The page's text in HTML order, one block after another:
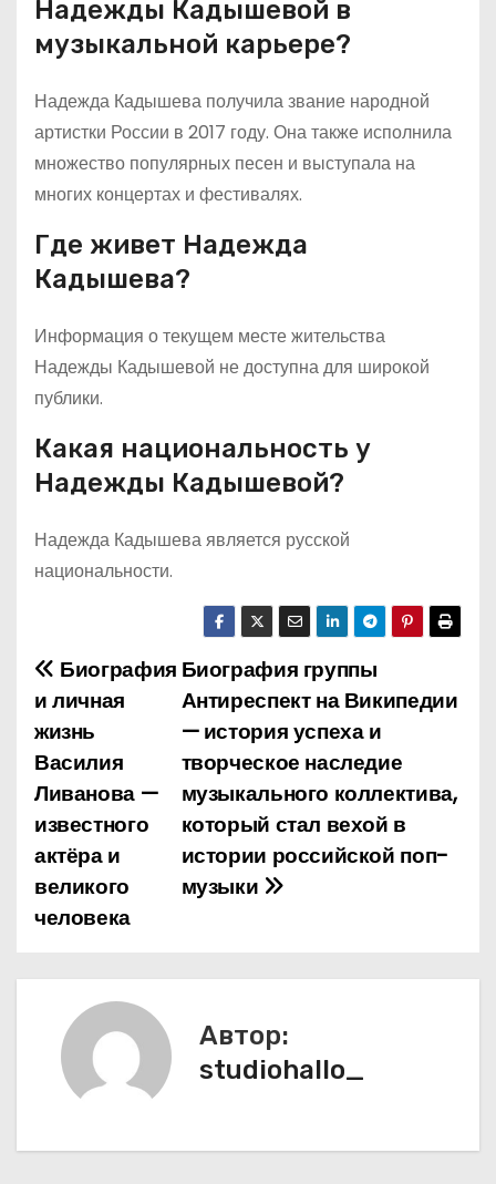
Надежды Кадышевой в
музыкальной карьере?
Надежда Кадышева получила звание народной
артистки России в 2017 году. Она также исполнила
множество популярных песен и выступала на
многих концертах и фестивалях.
Где живет Надежда
Кадышева?
Информация о текущем месте жительства
Надежды Кадышевой не доступна для широкой
публики.
Какая национальность у
Надежды Кадышевой?
Надежда Кадышева является русской
национальности.
Н
а
в
и
г
а
о
Биография группы
Антиреспект на Википедии
— история успеха и
творческое наследие
музыкального коллектива,
который стал вехой в
истории российской поп-
музыки
Биография
и личная
жизнь
Василия
Ливанова —
известного
актёра и
великого
человека
Автор:
studiohallo_